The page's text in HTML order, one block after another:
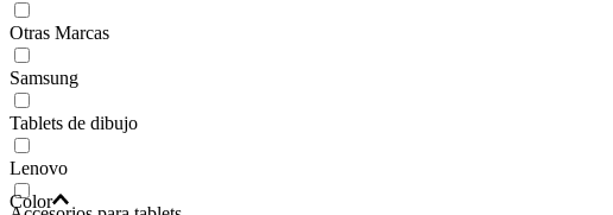
Otras Marcas
Samsung
Tablets de dibujo
Lenovo
Color